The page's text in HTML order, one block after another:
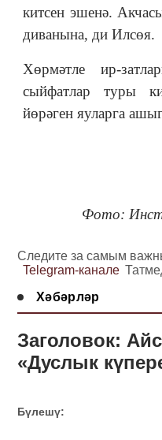
китсен эшенә.
диванына, ди Илсөя.
Хөрмәтле ир-
сыйфатлар туры
йөрәген яуларга
Фото:
Следите за самым
Telegram-канале
Хәбәрләр
Заголовок:
«Дуслык
Бүлешү: